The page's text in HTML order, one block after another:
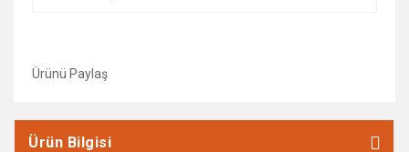
Ürünü Paylaş
Ürün Bilgisi